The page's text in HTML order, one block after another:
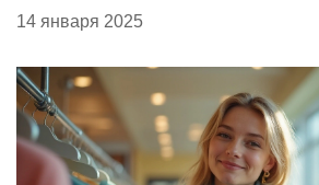
14 января 2025